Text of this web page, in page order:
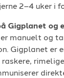
2–4 uker i
Gigplanet og
manuelt og
Gigplanet er